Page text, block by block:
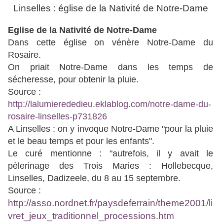
Linselles : église de la Nativité de Notre-Dame
Eglise de la Nativité de Notre-Dame
Dans cette église on vénère Notre-Dame du
Rosaire.
On priait Notre-Dame dans les temps de
sécheresse, pour obtenir la pluie.
Source :
http://lalumierededieu.eklablog.com/notre-dame-du-
rosaire-linselles-p731826
A Linselles : on y invoque Notre-Dame "pour la pluie
et le beau temps et pour les enfants".
Le curé mentionne : "autrefois, il y avait le
pèlerinage des Trois Maries : Hollebecque,
Linselles, Dadizeele, du 8 au 15 septembre.
Source :
http://asso.nordnet.fr/paysdeferrain/theme2001/li
vret_jeux_traditionnel_processions.htm